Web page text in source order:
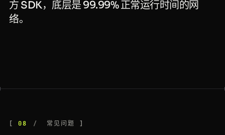
方 SDK，底层是 99.99% 正常运行时间的网
络。
08 常见问题